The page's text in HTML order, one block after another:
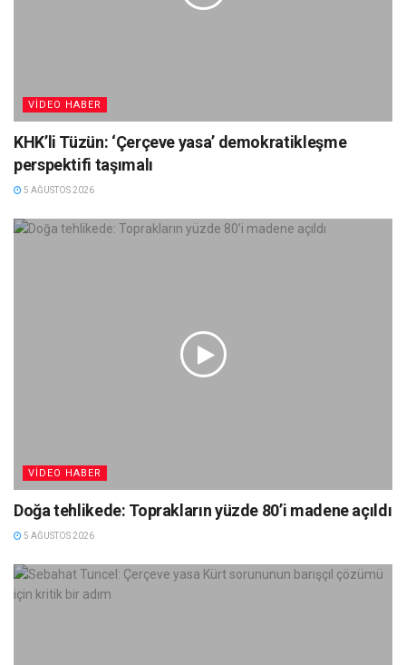
VIDEO HABER
KHK’li Tüzün: ‘Çerçeve yasa’ demokratikleşme
perspektifi taşımalı
5 AĞUSTOS 2026
VIDEO HABER
Doğa tehlikede: Toprakların yüzde 80’i madene açıldı
5 AĞUSTOS 2026